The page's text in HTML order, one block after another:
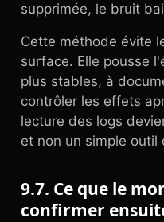
supprimée, le bruit
Cette méthode évite
surface. Elle pousse
plus stables, à
contrôler les effets
lecture des logs
et non un simple outil
9.7. Ce que le
confirmer